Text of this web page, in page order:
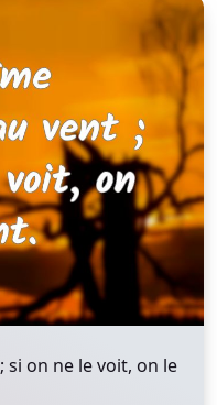
si on ne le voit, on le